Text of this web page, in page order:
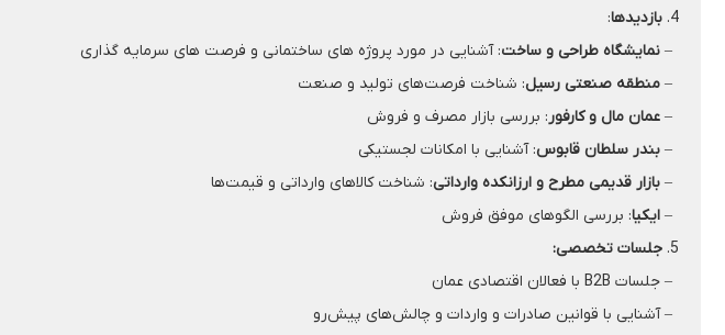
4. بازدیدها:
– نمایشگاه طراحی و ساخت: آشنایی در مورد پروژه های ساختمانی و فرصت های سرمایه گذاری
– منطقه صنعتی رسیل: شناخت فرصت‌های تولید و صنعت
– عمان مال و کارفور : بررسی بازار مصرف و فروش
– بندر سلطان قابوس: آشنایی با امکانات لجستیکی
– بازار قدیمی مطرح و ارزانکده وارداتی: شناخت کالاهای وارداتی و قیمت‌ها
– ایکیا: بررسی الگوهای موفق فروش
5. جلسات تخصصی:
– جلسات B2B با فعالان اقتصادی عمان
– آشنایی با قوانین صادرات و واردات و چالش‌های پیش‌رو